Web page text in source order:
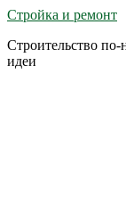
Стройка и ремонт
Строительство
идеи